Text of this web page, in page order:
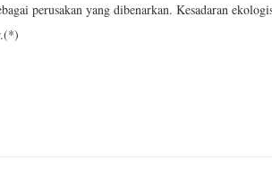
perusakan yang dibenarkan. Kesadaran